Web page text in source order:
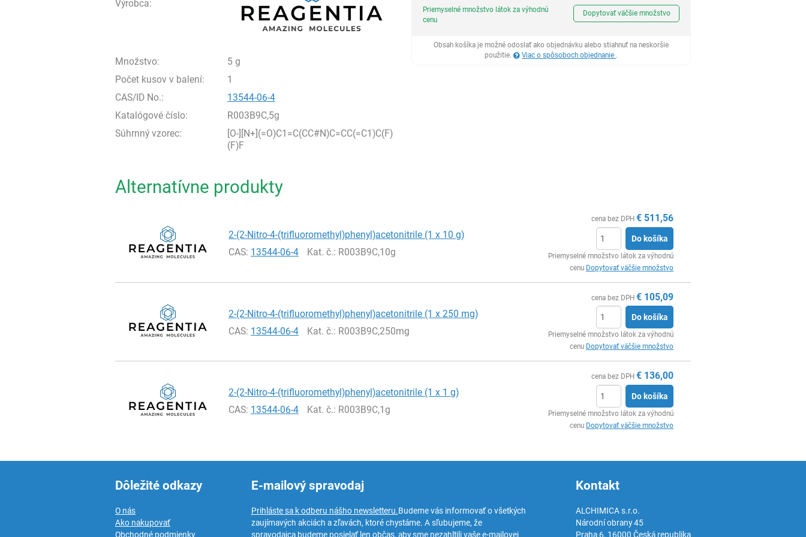
Výrobca:
Množstvo:
5 g
Počet kusov v balení:
1
CAS/ID No.:
13544-06-4
Katalógové číslo:
R003B9C,5g
Súhrnný vzorec:
[O-][N+](=O)C1=C(CC#N)C=CC(=C1)C(F)
(F)F
Ks
Priemyselné množstvo látok za výhodnú
cenu
Dopytovať väčšie množstvo
Obsah košíka je možné odoslať ako objednávku alebo stiahnuť na neskoršie
použitie.
Viac o spôsoboch objednanie .
Alternatívne produkty
2-(2-Nitro-4-(trifluoromethyl)phenyl)acetonitrile (1 x 10 g)
CAS: 13544-06-4 Kat. č.: R003B9C,10g
cena bez DPH € 511,56
Do košíka
Priemyselné množstvo látok za výhodnú
cenu Dopytovať väčšie množstvo
2-(2-Nitro-4-(trifluoromethyl)phenyl)acetonitrile (1 x 250 mg)
CAS: 13544-06-4 Kat. č.: R003B9C,250mg
cena bez DPH € 105,09
Do košíka
Priemyselné množstvo látok za výhodnú
cenu Dopytovať väčšie množstvo
2-(2-Nitro-4-(trifluoromethyl)phenyl)acetonitrile (1 x 1 g)
CAS: 13544-06-4 Kat. č.: R003B9C,1g
cena bez DPH € 136,00
Do košíka
Priemyselné množstvo látok za výhodnú
cenu Dopytovať väčšie množstvo
Dôležité odkazy
O nás
Ako nakupovať
Obchodné podmienky
E-mailový spravodaj
Prihláste sa k odberu nášho newsletteru.Budeme vás informovať o všetkých
zaujímavých akciách a zľavách, ktoré chystáme. A sľubujeme, že
spravodajca budeme posielať len občas, aby sme nezahltili vaše e-mailovej
Kontakt
ALCHIMICA s.r.o.
Národní obrany 45
Praha 6, 16000 Česká republika